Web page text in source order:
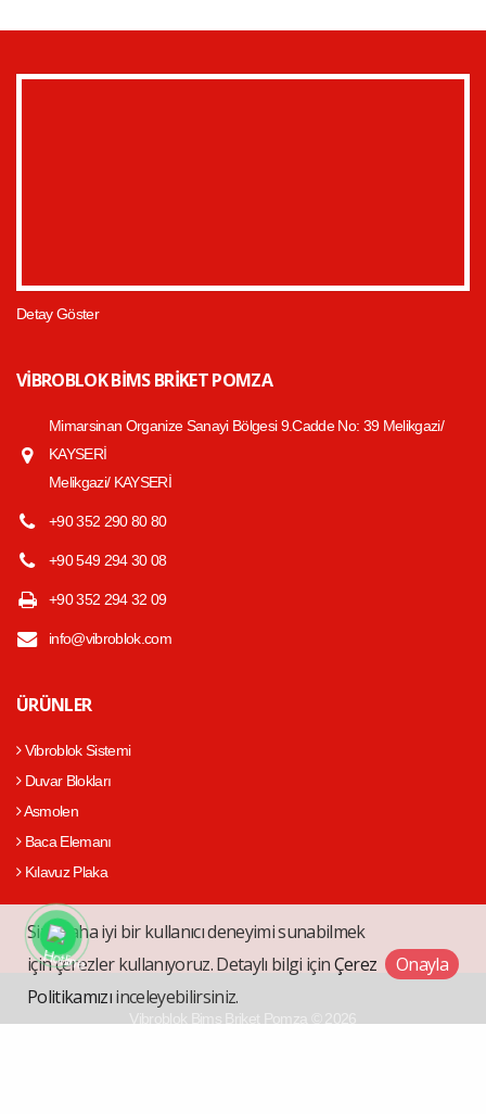
Detay Göster
VIBROBLOK BIMS BRIKET POMZA
Mimarsinan Organize Sanayi Bölgesi 9.Cadde No: 39 Melikgazi/
KAYSERİ
Melikgazi/ KAYSERİ
+90 352 290 80 80
+90 549 294 30 08
+90 352 294 32 09
info@vibroblok.com
ÜRÜNLER
Vibroblok Sistemi
Duvar Blokları
Asmolen
Baca Elemanı
Kılavuz Plaka
Size daha iyi bir kullanıcı deneyimi sunabilmek
için çerezler kullanıyoruz. Detaylı bilgi içinÇerez
Politikamızıinceleyebilirsiniz.
Onayla